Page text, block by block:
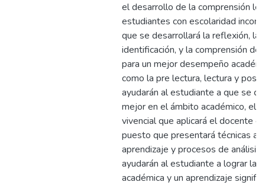
el desarrollo de la comprensión
estudiantes con escolaridad
que se desarrollará la reflexión, la
identificación, y la comprensión
para un mejor desempeño
como la pre lectura, lectura y pos
ayudarán al estudiante a que se
mejor en el ámbito académico, el
vivencial que aplicará el docente
puesto que presentará técnicas
aprendizaje y procesos de análisis
ayudarán al estudiante a lograr la
académica y un aprendizaje